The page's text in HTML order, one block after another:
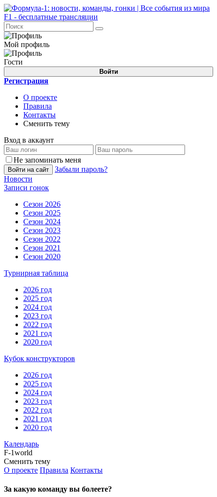
Мой профиль
Гости
Войти
Регистрация
О проекте
Правила
Контакты
Сменить тему
Вход в аккаунт
Не запоминать меня
Войти на сайт
Забыли пароль?
Новости
Записи гонок
Сезон 2026
Сезон 2025
Сезон 2024
Сезон 2023
Сезон 2022
Сезон 2021
Сезон 2020
Турнирная таблица
2026 год
2025 год
2024 год
2023 год
2022 год
2021 год
2020 год
Кубок конструкторов
2026 год
2025 год
2024 год
2023 год
2022 год
2021 год
2020 год
Календарь
F-1world
Сменить тему
О проекте Правила Контакты
За какую команду вы болеете?